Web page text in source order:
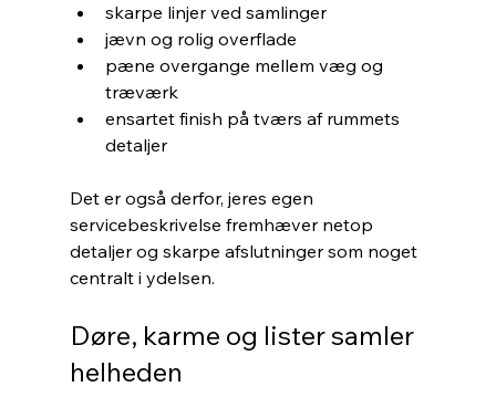
skarpe linjer ved samlinger
jævn og rolig overflade
pæne overgange mellem væg og
træværk
ensartet finish på tværs af rummets
detaljer
Det er også derfor, jeres egen
servicebeskrivelse fremhæver netop
detaljer og skarpe afslutninger som noget
centralt i ydelsen.
Døre, karme og lister samler
helheden